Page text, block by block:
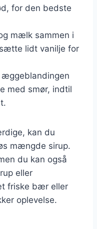
for den bedste
mælk sammen i
lidt vanilje for
med smør, indtil
kan du
mængde sirup.
du kan også
eller
friske bær eller
oplevelse.